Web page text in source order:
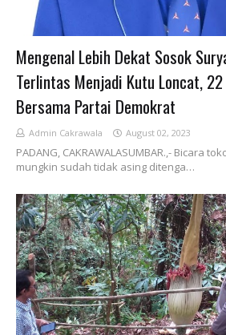
Mengenal Lebih Dekat Sosok
Terlintas Menjadi Kutu Loncat,
Bersama Partai Demokrat
Admin Cakrawala August 02, 2023
PADANG, CAKRAWALASUMBAR.,- Bicara
mungkin sudah tidak asing ditenga…